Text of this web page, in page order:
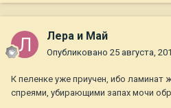
Лера и Май
Опубликовано 25 августа,
К пеленке уже приучен, ибо ламинат
спреями, убирающими запах мочи